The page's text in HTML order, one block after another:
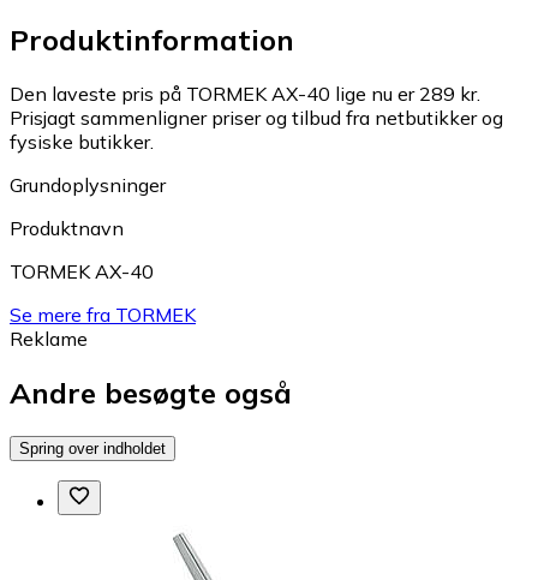
Produktinformation
Den laveste pris på TORMEK AX-40 lige nu er 289 kr.
Prisjagt sammenligner priser og tilbud fra netbutikker og
fysiske butikker.
Grundoplysninger
Produktnavn
TORMEK AX-40
Se mere fra TORMEK
Reklame
Andre besøgte også
Spring over indholdet